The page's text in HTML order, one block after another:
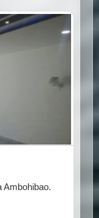
Ambohibao.